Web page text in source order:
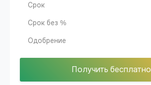
Срок
Срок без %
Одобрение
Получить бесплатно